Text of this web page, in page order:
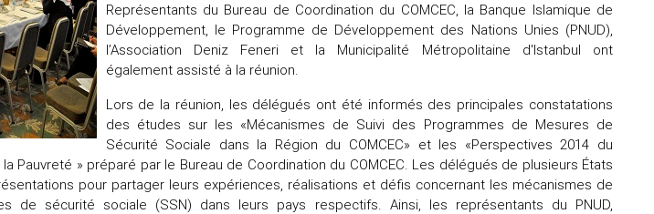
Représentants du Bureau de Coordination du COMCEC, la Banque Islamique de
Développement, le Programme de Développement des Nations Unies (PNUD),
l’Association Deniz Feneri et la Municipalité Métropolitaine d'Istanbul ont
également assisté à la réunion.
Lors de la réunion, les délégués ont été informés des principales constatations
des études sur les «Mécanismes de Suivi des Programmes de Mesures de
Sécurité Sociale dans la Région du COMCEC» et les «Perspectives 2014 du
Pauvreté » préparé par le Bureau de Coordination du COMCEC. Les délégués de plusieurs États
pour partager leurs expériences, réalisations et défis concernant les mécanismes de
de sécurité sociale (SSN) dans leurs pays respectifs. Ainsi, les représentants du PNUD,